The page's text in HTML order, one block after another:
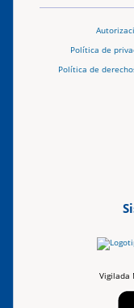
Política de
Política de
Vigilada